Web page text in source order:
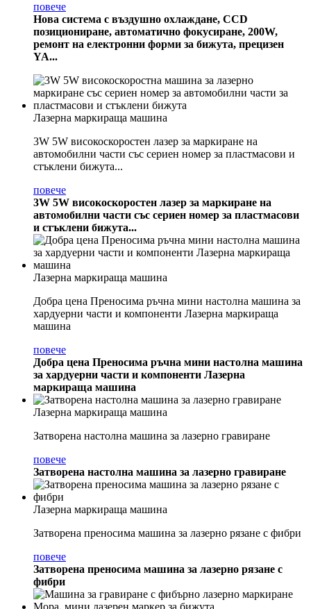
повече
Нова система с въздушно охлаждане, CCD
позициониране, автоматично фокусиране, 200W,
ремонт на електронни форми за бижута, прецизен
YA...
Лазерна маркираща машина
3W 5W високоскоростен лазер за маркиране на
автомобилни части със сериен номер за пластмасови и
стъклени бижута...
повече
3W 5W високоскоростен лазер за маркиране на
автомобилни части със сериен номер за пластмасови
и стъклени бижута...
Лазерна маркираща машина
Добра цена Преносима ръчна мини настолна машина за
хардуерни части и компоненти Лазерна маркираща
машина
повече
Добра цена Преносима ръчна мини настолна машина
за хардуерни части и компоненти Лазерна
маркираща машина
Лазерна маркираща машина
Затворена настолна машина за лазерно гравиране
повече
Затворена настолна машина за лазерно гравиране
Лазерна маркираща машина
Затворена преносима машина за лазерно рязане с фибри
повече
Затворена преносима машина за лазерно рязане с
фибри